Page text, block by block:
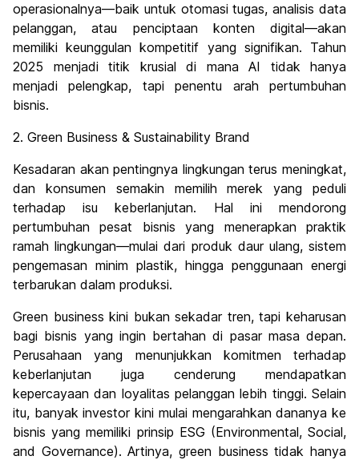
operasionalnya—baik untuk otomasi tugas, analisis data
pelanggan, atau penciptaan konten digital—akan
memiliki keunggulan kompetitif yang signifikan. Tahun
2025 menjadi titik krusial di mana AI tidak hanya
menjadi pelengkap, tapi penentu arah pertumbuhan
bisnis.
2. Green Business & Sustainability Brand
Kesadaran akan pentingnya lingkungan terus meningkat,
dan konsumen semakin memilih merek yang peduli
terhadap isu keberlanjutan. Hal ini mendorong
pertumbuhan pesat bisnis yang menerapkan praktik
ramah lingkungan—mulai dari produk daur ulang, sistem
pengemasan minim plastik, hingga penggunaan energi
terbarukan dalam produksi.
Green business kini bukan sekadar tren, tapi keharusan
bagi bisnis yang ingin bertahan di pasar masa depan.
Perusahaan yang menunjukkan komitmen terhadap
keberlanjutan juga cenderung mendapatkan
kepercayaan dan loyalitas pelanggan lebih tinggi. Selain
itu, banyak investor kini mulai mengarahkan dananya ke
bisnis yang memiliki prinsip ESG (Environmental, Social,
and Governance). Artinya, green business tidak hanya